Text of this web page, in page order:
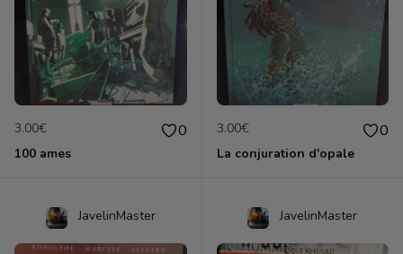
3.00€ 0
100 ames
3.00€ 0
La conjuration d'opale
JavelinMaster JavelinMaster